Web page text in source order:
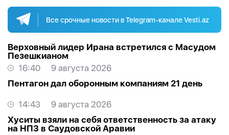
Все срочные новости в Telegram-канале Vesti.az
Верховный лидер Ирана встретился с Масудом
Пезешкианом
16:40
9 августа 2026
Пентагон дал оборонным компаниям 21 день
14:43
9 августа 2026
Хуситы взяли на себя ответственность за атаку
на НПЗ в Саудовской Аравии